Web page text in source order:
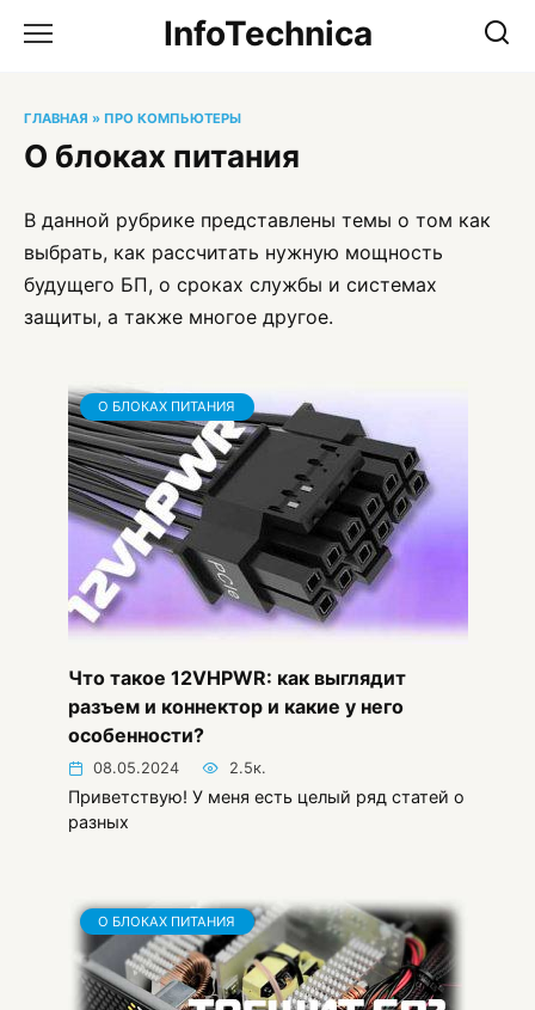
InfoTechnica
ГЛАВНАЯ » ПРО КОМПЬЮТЕРЫ
О блоках питания
В данной рубрике представлены темы о том как
выбрать, как рассчитать нужную мощность
будущего БП, о сроках службы и системах
защиты, а также многое другое.
О БЛОКАХ ПИТАНИЯ
Что такое 12VHPWR: как выглядит
разъем и коннектор и какие у него
особенности?
08.05.2024 2.5к.
Приветствую! У меня есть целый ряд статей о
разных
О БЛОКАХ ПИТАНИЯ